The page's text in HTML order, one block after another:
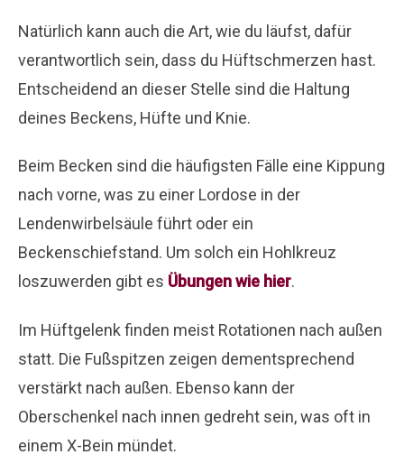
Natürlich kann auch die Art, wie du läufst, dafür
verantwortlich sein, dass du Hüftschmerzen hast.
Entscheidend an dieser Stelle sind die Haltung
deines Beckens, Hüfte und Knie.
Beim Becken sind die häufigsten Fälle eine Kippung
nach vorne, was zu einer Lordose in der
Lendenwirbelsäule führt oder ein
Beckenschiefstand. Um solch ein Hohlkreuz
loszuwerden gibt es Übungen wie hier.
Im Hüftgelenk finden meist Rotationen nach außen
statt. Die Fußspitzen zeigen dementsprechend
verstärkt nach außen. Ebenso kann der
Oberschenkel nach innen gedreht sein, was oft in
einem X-Bein mündet.